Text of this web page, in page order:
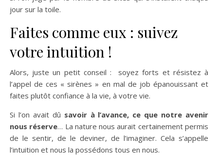
jour sur la toile.
Faites comme eux : suivez
votre intuition !
Alors, juste un petit conseil : soyez forts et résistez à
l’appel de ces « sirènes » en mal de job épanouissant et
faites plutôt confiance à la vie, à votre vie.
Si l’on avait dû savoir à l’avance, ce que notre avenir
nous réserve… La nature nous aurait certainement permis
de le sentir, de le deviner, de l’imaginer. Cela s’appelle
l’intuition et nous la possédons tous en nous.